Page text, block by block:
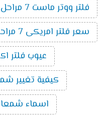
فلتر ووتر ماست 7 مراحل
سعر فلتر امريكى 7 مراحل
عيوب فلتر اكوا
كيفية تغيير شمعات
اسماء شمعات